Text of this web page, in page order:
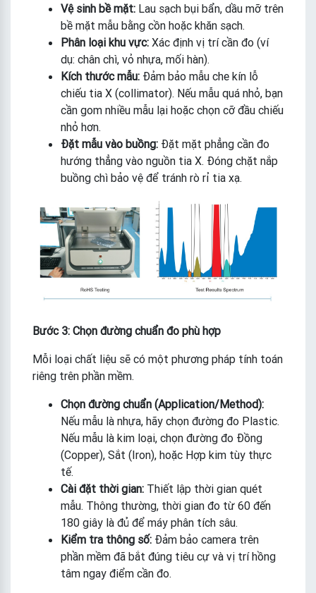
Vệ sinh bề mặt: Lau sạch bụi bẩn, dầu mỡ trên
bề mặt mẫu bằng cồn hoặc khăn sạch.
Phân loại khu vực: Xác định vị trí cần đo (ví
dụ: chân chì, vỏ nhựa, mối hàn).
Kích thước mẫu: Đảm bảo mẫu che kín lỗ
chiếu tia X (collimator). Nếu mẫu quá nhỏ, bạn
cần gom nhiều mẫu lại hoặc chọn cỡ đầu chiếu
nhỏ hơn.
Đặt mẫu vào buồng: Đặt mặt phẳng cần đo
hướng thẳng vào nguồn tia X. Đóng chặt nắp
buồng chì bảo vệ để tránh rò rỉ tia xạ.
Bước 3: Chọn đường chuẩn đo phù hợp
Mỗi loại chất liệu sẽ có một phương pháp tính toán
riêng trên phần mềm.
Chọn đường chuẩn (Application/Method):
Nếu mẫu là nhựa, hãy chọn đường đo Plastic.
Nếu mẫu là kim loại, chọn đường đo Đồng
(Copper), Sắt (Iron), hoặc Hợp kim tùy thực
tế.
Cài đặt thời gian: Thiết lập thời gian quét
mẫu. Thông thường, thời gian đo từ 60 đến
180 giây là đủ để máy phân tích sâu.
Kiểm tra thông số: Đảm bảo camera trên
phần mềm đã bắt đúng tiêu cự và vị trí hồng
tâm ngay điểm cần đo.